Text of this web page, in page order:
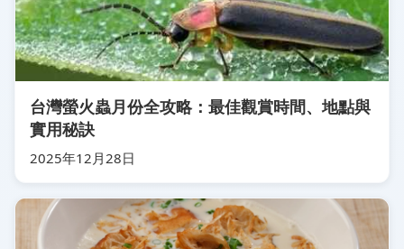
台灣螢火蟲月份全攻略：最佳觀賞時間、地點與
實用秘訣
2025年12月28日